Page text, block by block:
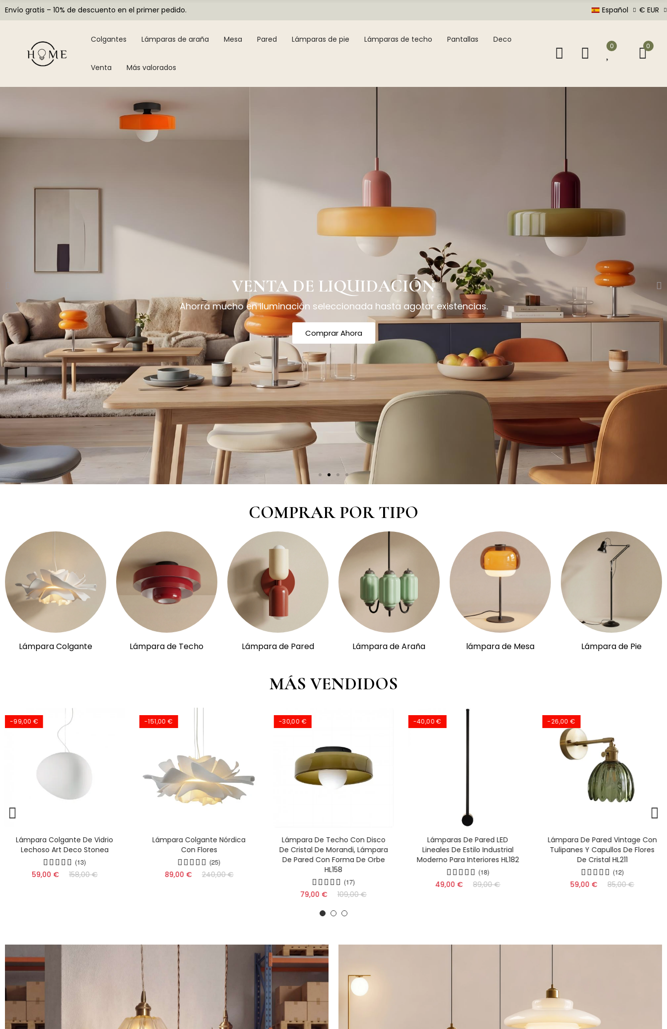
Envío gratis – 10% de descuento en el primer pedido. Español € EUR
Colgantes Lámparas de araña Mesa Pared Lámparas de pie Lámparas de techo Pantallas Deco
Venta Más valorados
0 0
VENTA DE LIQUIDACIÓN
Ahorra mucho en iluminación seleccionada hasta agotar existencias.
Comprar Ahora
COMPRAR POR TIPO
Lámpara Colgante Lámpara de Techo Lámpara de Pared Lámpara de Araña lámpara de Mesa Lámpara de Pie
MÁS VENDIDOS
-99,00 €
Lámpara Colgante De Vidrio
Lechoso Art Deco Stonea
(13)
59,00 € 158,00 €
-151,00 €
Lámpara Colgante Nórdica
Con Flores
(25)
89,00 € 240,00 €
-30,00 €
Lámpara De Techo Con Disco
De Cristal De Morandi, Lámpara
De Pared Con Forma De Orbe
HL158
(17)
79,00 € 109,00 €
-40,00 €
Lámparas De Pared LED
Lineales De Estilo Industrial
Moderno Para Interiores HL182
(18)
49,00 € 89,00 €
-26,00 €
Lámpara De Pared Vintage Con
Tulipanes Y Capullos De Flores
De Cristal HL211
(12)
59,00 € 85,00 €